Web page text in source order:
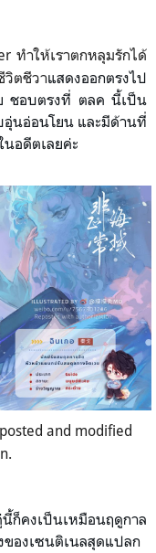
ทำให้เราตกหลุมรักได้
ตชีวาแสดงออกตรงไป
ชอบตรงที่ ตลค นี้เป็น
อุ่นอ่อนโยน และมีด้านที่
อดีตเลยค่ะ
and modified
ก็คงเป็นเหมือนฤดูกาล
องเซนติเนลสุดแปลก